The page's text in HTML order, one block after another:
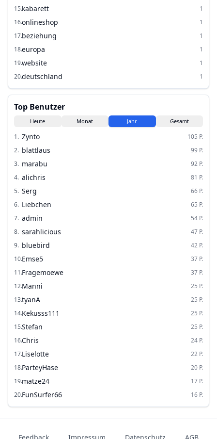
15.kabarett
1
16.onlineshop
1
17.beziehung
1
18.europa
1
19.website
1
20.deutschland 1
Top Benutzer
Heute Monat Jahr Gesamt
1. Zynto 105 P.
2. blattlaus 99 P.
3. marabu 92 P.
4. alichris 81 P.
5. Serg 66 P.
6. Liebchen 65 P.
7. admin 54 P.
8. sarahlicious 47 P.
9. bluebird 42 P.
10.Emse5 37 P.
11.Fragemoewe 37 P.
12.Manni 25 P.
13.tyanA 25 P.
14.Kekusss111 25 P.
15.Stefan 25 P.
16.Chris 24 P.
17.Liselotte 22 P.
18.ParteyHase 20 P.
19.matze24 17 P.
20.FunSurfer66 16 P.